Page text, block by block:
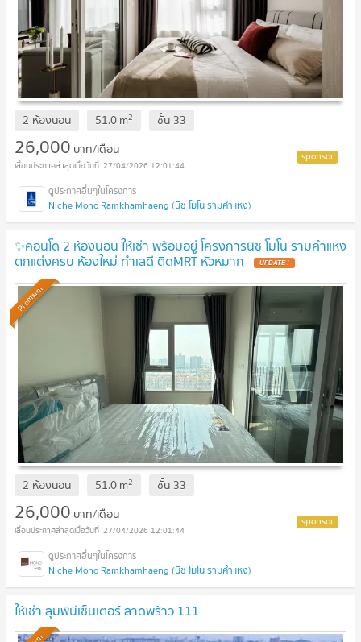
2 ห้องนอน 51.0m2 ชั้น 33
26,000 บาท/เดือน
27/04/2026 12:01:44
Niche Mono Ramkhamhaeng (นิช โมโน รามคำแหง)
✨คอนโด 2 ห้องนอน ให้เช่า พร้อมอยู่ โครงการนิช โมโน รามคำแหง
ตกแต่งครบ ห้องใหม่ ทำเลดี ติดMRT หัวหมาก
Premium
2 ห้องนอน 51.0m2 ชั้น 33
26,000 บาท/เดือน
27/04/2026 12:01:44
Niche Mono Ramkhamhaeng (นิช โมโน รามคำแหง)
ให้เช่า ลุมพินีเซ็นเตอร์ ลาดพร้าว 111